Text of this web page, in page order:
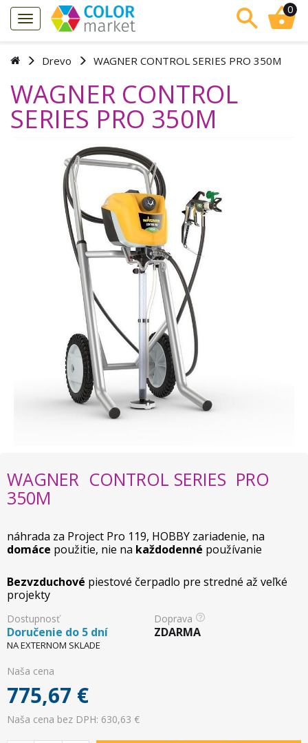
0
Drevo WAGNER CONTROL SERIES PRO 350M
WAGNER CONTROL
SERIES PRO 350M
WAGNER CONTROL SERIES PRO
350M
náhrada za Project Pro 119, HOBBY zariadenie, na
domáce použitie, nie na každodenné používanie
Bezvzduchové piestové čerpadlo pre stredné až veľké
projekty
Dostupnosť Doprava
Doručenie do 5 dní
NA EXTERNOM SKLADE
ZDARMA
Naša cena
775,67 €
Naša cena bez DPH: 630,63 €